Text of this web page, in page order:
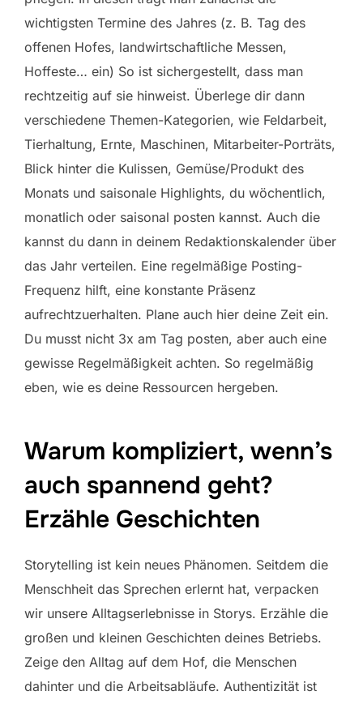
wichtigsten Termine des Jahres (z. B. Tag des
offenen Hofes, landwirtschaftliche Messen,
Hoffeste… ein) So ist sichergestellt, dass man
rechtzeitig auf sie hinweist. Überlege dir dann
verschiedene Themen-Kategorien, wie Feldarbeit,
Tierhaltung, Ernte, Maschinen, Mitarbeiter-Porträts,
Blick hinter die Kulissen, Gemüse/Produkt des
Monats und saisonale Highlights, du wöchentlich,
monatlich oder saisonal posten kannst. Auch die
kannst du dann in deinem Redaktionskalender über
das Jahr verteilen. Eine regelmäßige Posting-
Frequenz hilft, eine konstante Präsenz
aufrechtzuerhalten. Plane auch hier deine Zeit ein.
Du musst nicht 3x am Tag posten, aber auch eine
gewisse Regelmäßigkeit achten. So regelmäßig
eben, wie es deine Ressourcen hergeben.
Warum kompliziert, wenn’s
auch spannend geht?
Erzähle Geschichten
Storytelling ist kein neues Phänomen. Seitdem die
Menschheit das Sprechen erlernt hat, verpacken
wir unsere Alltagserlebnisse in Storys. Erzähle die
großen und kleinen Geschichten deines Betriebs.
Zeige den Alltag auf dem Hof, die Menschen
dahinter und die Arbeitsabläufe. Authentizität ist